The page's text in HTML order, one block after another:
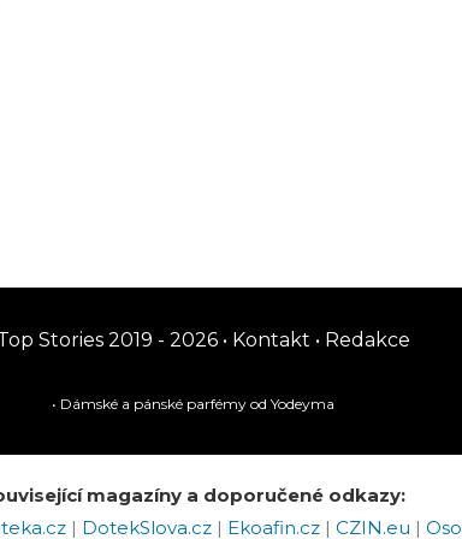
Stories 2019 - 2026 •Kontakt •Redakce
• Dámské a pánské parfémyod Yodeyma
magazíny a doporučené odkazy:
| DotekSlova.cz | Ekoafin.cz | CZIN.eu |